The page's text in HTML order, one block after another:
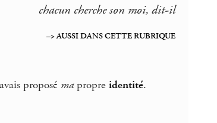
chacun cherche son moi, dit-il
–> AUSSI DANS CETTE RUBRIQUE
proposé mapropre identité.